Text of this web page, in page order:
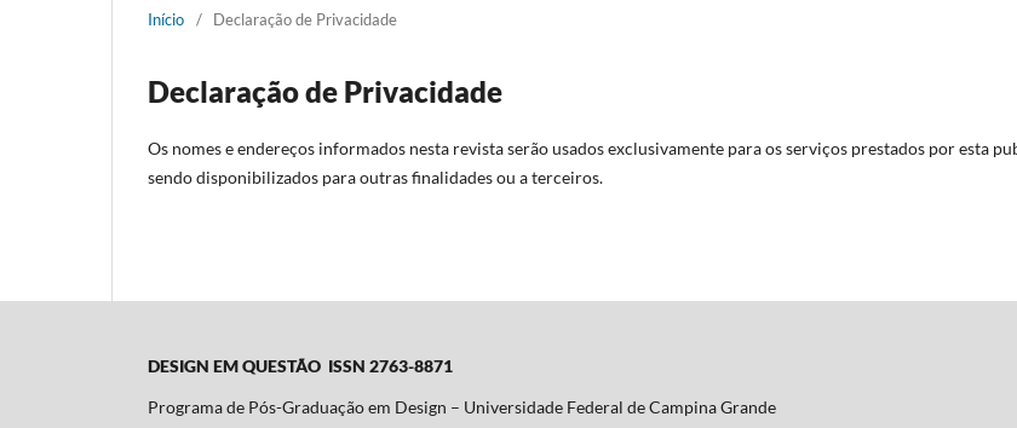
Início / Declaração de Privacidade
Declaração de Privacidade
Os nomes e endereços informados nesta revista serão usados exclusivamente para os serviços prestados por esta
sendo disponibilizados para outras finalidades ou a terceiros.
DESIGN EM QUESTÃO ISSN 2763-8871
Programa de Pós-Graduação em Design – Universidade Federal de Campina Grande